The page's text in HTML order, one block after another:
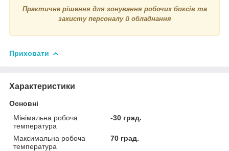
Практичне рішення для зонування робочих боксів та
захисту персоналу й обладнання
Приховати
Характеристики
Основні
Мінімальна робоча
температура
-30 град.
Максимальна робоча
температура
70 град.